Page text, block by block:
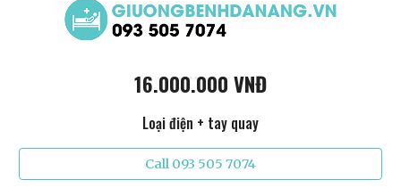
16.000.000 VNĐ
Loại điện + tay quay
Call 093 505 7074